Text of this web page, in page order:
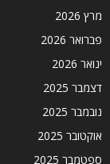
מרץ 2026
פברואר 2026
ינואר 2026
דצמבר 2025
נובמבר 2025
אוקטובר 2025
ספטמבר 2025